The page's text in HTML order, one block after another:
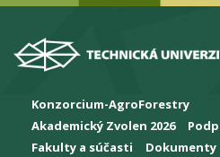
Skip to cookies
Skip to navigation
Skočiť na hlavný obsah
Konzorcium-AgroForestry
Akademický Zvolen 2026
Fakulty a súčasti
Dokumenty